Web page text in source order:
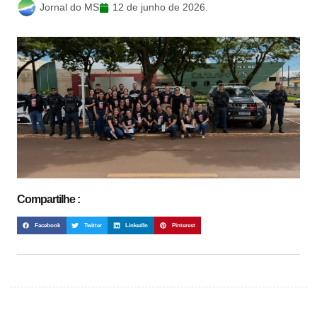
Jornal do MS 12 de junho de 2026.
Compartilhe :
Facebook Twitter LinkedIn Pinterest